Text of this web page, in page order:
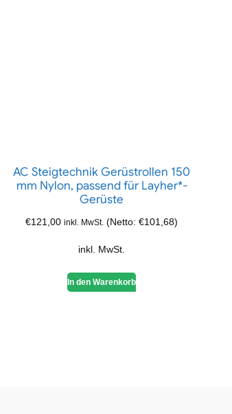
AC Steigtechnik Gerüstrollen 150
mm Nylon, passend für Layher*-
Gerüste
€121,00 inkl. MwSt. (Netto:€101,68)
inkl. MwSt.
In den Warenkorb